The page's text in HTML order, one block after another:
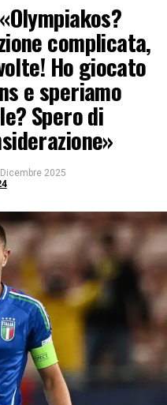
complicata,
Ho giocato
e speriamo
Spero di
2025